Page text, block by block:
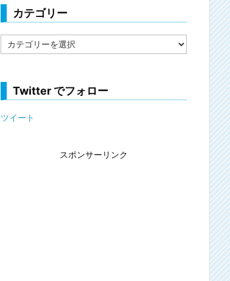
カテゴリー
テ
Twitter でフォロー
ツイート
スポンサーリンク